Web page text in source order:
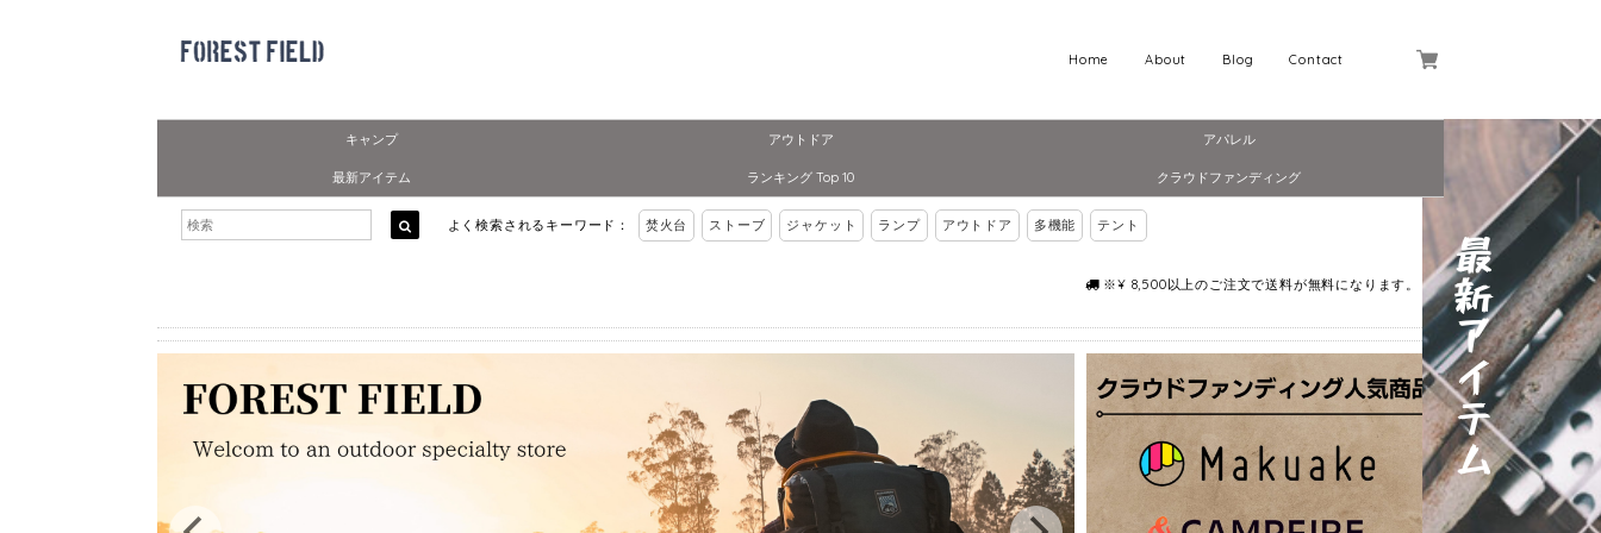
Contact
Blog
About
Home
キャンプ アウトドア アパレル
最新アイテム ランキング Top 10 クラウドファンディング
よく検索されるキーワード： 焚火台 ストーブ ジャケット ランプ アウトドア 多機能 テント
※¥ 8,500以上のご注文で送料が無料になります。